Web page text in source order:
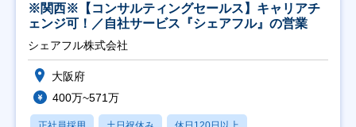
※関西※【コンサルティングセールス】キャリアチ
ェンジ可！／自社サービス『シェアフル』の営業
シェアフル株式会社
大阪府
400万~571万